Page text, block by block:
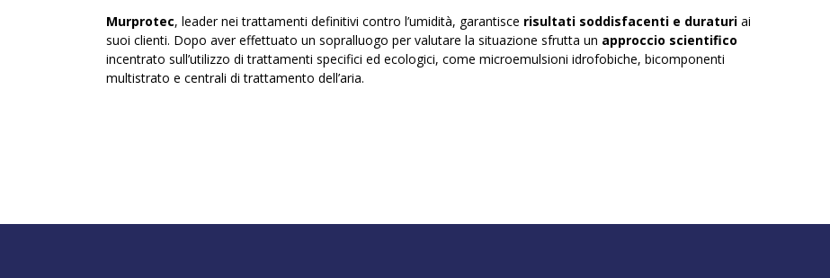
Murprotec, leader nei trattamenti definitivi contro l’umidità, garantisce risultati soddisfacenti e duraturi ai
suoi clienti. Dopo aver effettuato un sopralluogo per valutare la situazione sfrutta un approccio scientifico
incentrato sull’utilizzo di trattamenti specifici ed ecologici, come microemulsioni idrofobiche, bicomponenti
multistrato e centrali di trattamento dell’aria.